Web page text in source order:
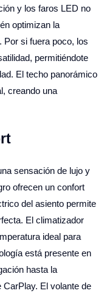
y los faros LED no
optimizan la
Por si fuera poco, los
permitiéndote
El techo panorámico
creando una
sensación de lujo y
ofrecen un confort
del asiento permite
El climatizador
ideal para
está presente en
hasta la
CarPlay. El volante de